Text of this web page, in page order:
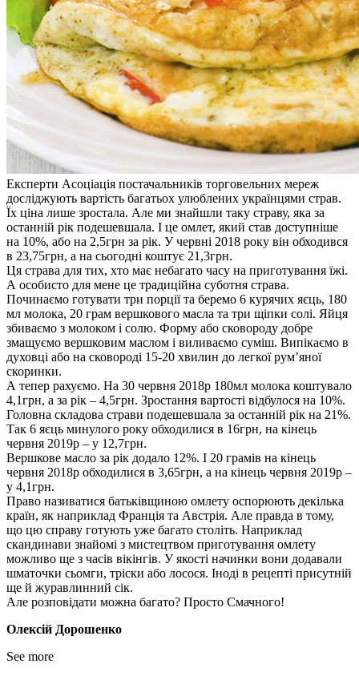
Експерти Асоціація постачальників торговельних мереж
досліджують вартість багатьох улюблених українцями страв.
Їх ціна лише зростала. Але ми знайшли таку страву, яка за
останній рік подешевшала. І це омлет, який став доступніше
на 10%, або на 2,5грн за рік. У червні 2018 року він обходився
в 23,75грн, а на сьогодні коштує 21,3грн.
Ця страва для тих, хто має небагато часу на приготування їжі.
А особисто для мене це традиційна суботня страва.
Починаємо готувати три порції та беремо 6 курячих яєць, 180
мл молока, 20 грам вершкового масла та три щіпки солі. Яйця
збиваємо з молоком і солю. Форму або сковороду добре
змащуємо вершковим маслом і виливаємо суміш. Випікаємо в
духовці або на сковороді 15-20 хвилин до легкої рум’яної
скоринки.
А тепер рахуємо. На 30 червня 2018р 180мл молока коштувало
4,1грн, а за рік – 4,5грн. Зростання вартості відбулося на 10%.
Головна складова страви подешевшала за останній рік на 21%.
Так 6 яєць минулого року обходилися в 16грн, на кінець
червня 2019р – у 12,7грн.
Вершкове масло за рік додало 12%. І 20 грамів на кінець
червня 2018р обходилися в 3,65грн, а на кінець червня 2019р –
у 4,1грн.
Право називатися батьківщиною омлету оспорюють декілька
країн, як наприклад Франція та Австрія. Але правда в тому,
що цю справу готують уже багато століть. Наприклад
скандинави знайомі з мистецтвом приготування омлету
можливо ще з часів вікінгів. У якості начинки вони додавали
шматочки сьомги, тріски або лосося. Іноді в рецепті присутній
ще й журавлинний сік.
Але розповідати можна багато? Просто Смачного!
Олексій Дорошенко
See more